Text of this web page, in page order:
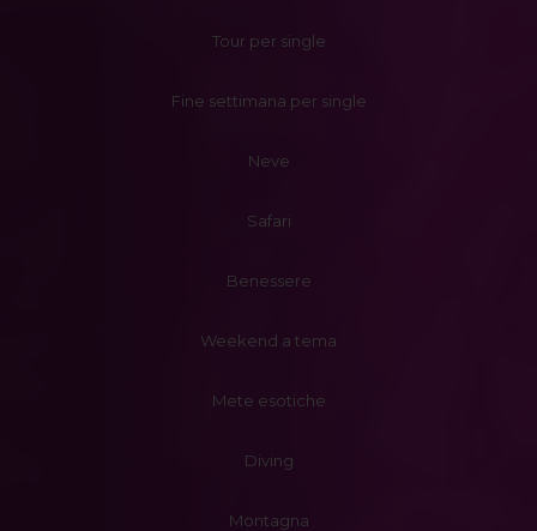
Tour per single
Fine settimana per single
Neve
Safari
Benessere
Weekend a tema
Mete esotiche
Diving
Montagna